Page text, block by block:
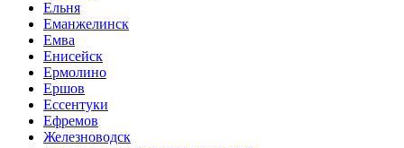
Ельня
Еманжелинск
Емва
Енисейск
Ермолино
Ершов
Ессентуки
Ефремов
Железноводск